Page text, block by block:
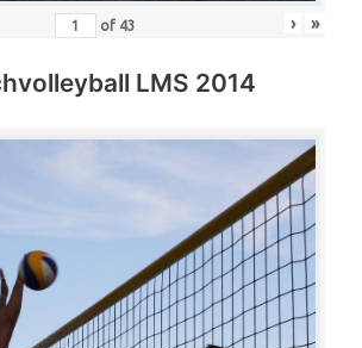
of 43 › »
LMS 2014